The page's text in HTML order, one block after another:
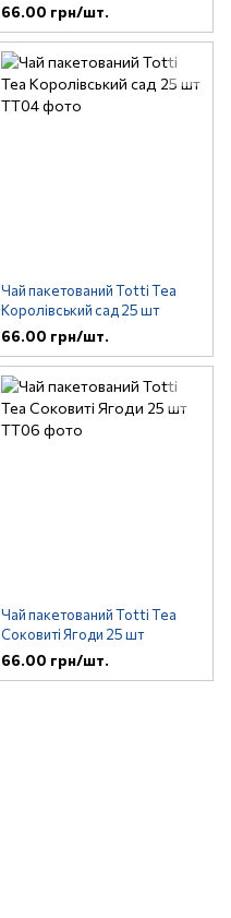
66.00 грн/шт.
Чай пакетований Totti Tea
Королівський сад 25 шт
66.00 грн/шт.
Чай пакетований Totti Tea
Соковиті Ягоди 25 шт
66.00 грн/шт.